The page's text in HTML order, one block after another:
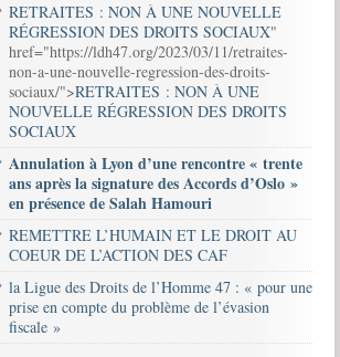
RETRAITES : NON À UNE NOUVELLE
RÉGRESSION DES DROITS SOCIAUX"
href="https://ldh47.org/2023/03/11/retraites-
non-a-une-nouvelle-regression-des-droits-
sociaux/">RETRAITES : NON À UNE
NOUVELLE RÉGRESSION DES DROITS
SOCIAUX
Annulation à Lyon d’une rencontre « trente
ans après la signature des Accords d’Oslo »
en présence de Salah Hamouri
REMETTRE L’HUMAIN ET LE DROIT AU
COEUR DE L’ACTION DES CAF
la Ligue des Droits de l’Homme 47 : « pour une
prise en compte du problème de l’évasion
fiscale »